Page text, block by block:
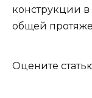
конструкции
общей
Оцените